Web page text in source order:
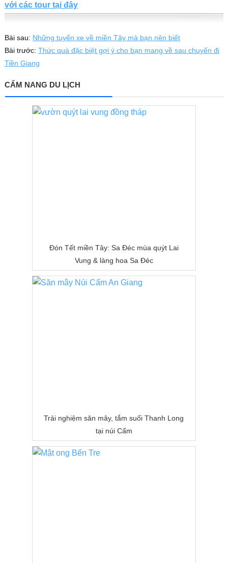
với các tour tại đây
Bài sau: Những tuyến xe về miền Tây mà bạn nên biết
Bài trước: Thức quà đặc biệt gợi ý cho bạn mang về sau chuyến đi
Tiền Giang
CẨM NANG DU LỊCH
Đón Tết miền Tây: Sa Đéc mùa quýt Lai
Vung & làng hoa Sa Đéc
Trải nghiệm săn mây, tắm suối Thanh Long
tại núi Cấm